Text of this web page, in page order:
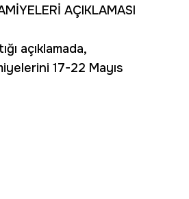
AÇIKLAMASI
açıklamada,
17-22 Mayıs